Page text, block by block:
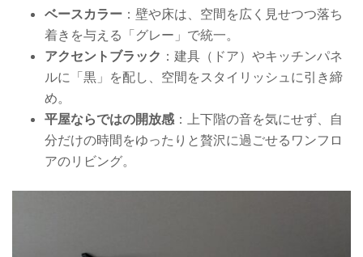
ベースカラー ：壁や床は、空間を広く見せつつ落ち
着きを与える「グレー」で統一。
アクセントブラック ：建具（ドア）やキッチンパネ
ルに「黒」を配し、空間をスタイリッシュに引き締
め。
平屋ならではの開放感 ：上下階の音を気にせず、自
分だけの時間をゆったりと贅沢に過ごせるワンフロ
アのリビング。